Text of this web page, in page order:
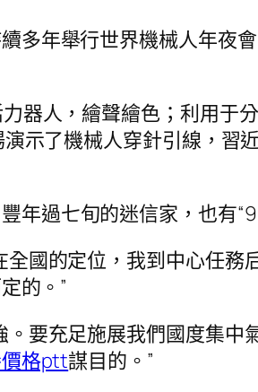
多年舉行世界機械人年夜
器人，繪聲繪色；利用于
示了機械人穿針引線，習
年過七旬的迷信家，也有
國的定位，我到中心任務
的。”
要充足施展我們國度集
格ptt謀目的。”